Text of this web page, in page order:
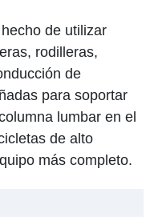
de utilizar
rodilleras,
de
para soportar
lumbar en el
de alto
más completo.